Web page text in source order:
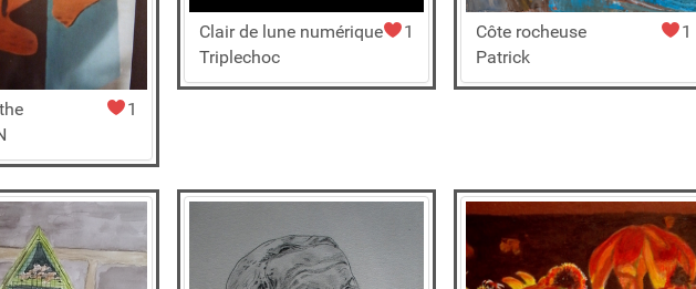
1
1
Clair de lune numérique
Triplechoc
1
Côte rocheuse
Patrick